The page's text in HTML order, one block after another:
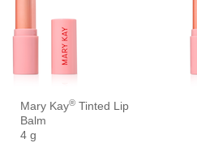
Mary Kay® Tinted Lip
Balm
4 g